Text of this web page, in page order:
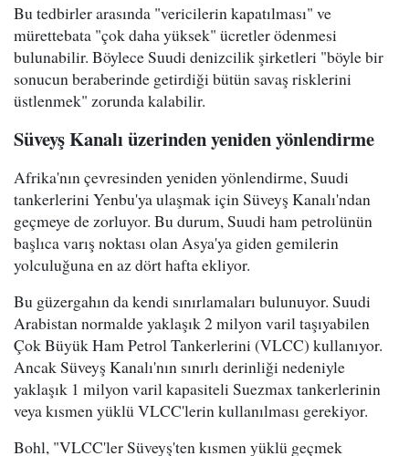
Bu tedbirler arasında "vericilerin kapatılması" ve
mürettebata "çok daha yüksek" ücretler ödenmesi
bulunabilir. Böylece Suudi denizcilik şirketleri "böyle bir
sonucun beraberinde getirdiği bütün savaş risklerini
üstlenmek" zorunda kalabilir.
Süveyş Kanalı üzerinden yeniden yönlendirme
Afrika'nın çevresinden yeniden yönlendirme, Suudi
tankerlerini Yenbu'ya ulaşmak için Süveyş Kanalı'ndan
geçmeye de zorluyor. Bu durum, Suudi ham petrolünün
başlıca varış noktası olan Asya'ya giden gemilerin
yolculuğuna en az dört hafta ekliyor.
Bu güzergahın da kendi sınırlamaları bulunuyor. Suudi
Arabistan normalde yaklaşık 2 milyon varil taşıyabilen
Çok Büyük Ham Petrol Tankerlerini (VLCC) kullanıyor.
Ancak Süveyş Kanalı'nın sınırlı derinliği nedeniyle
yaklaşık 1 milyon varil kapasiteli Suezmax tankerlerinin
veya kısmen yüklü VLCC'lerin kullanılması gerekiyor.
Bohl, "VLCC'ler Süveyş'ten kısmen yüklü geçmek